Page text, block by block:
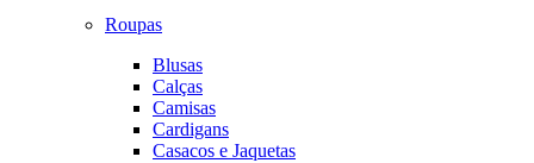
Roupas
Blusas
Calças
Camisas
Cardigans
Casacos e Jaquetas